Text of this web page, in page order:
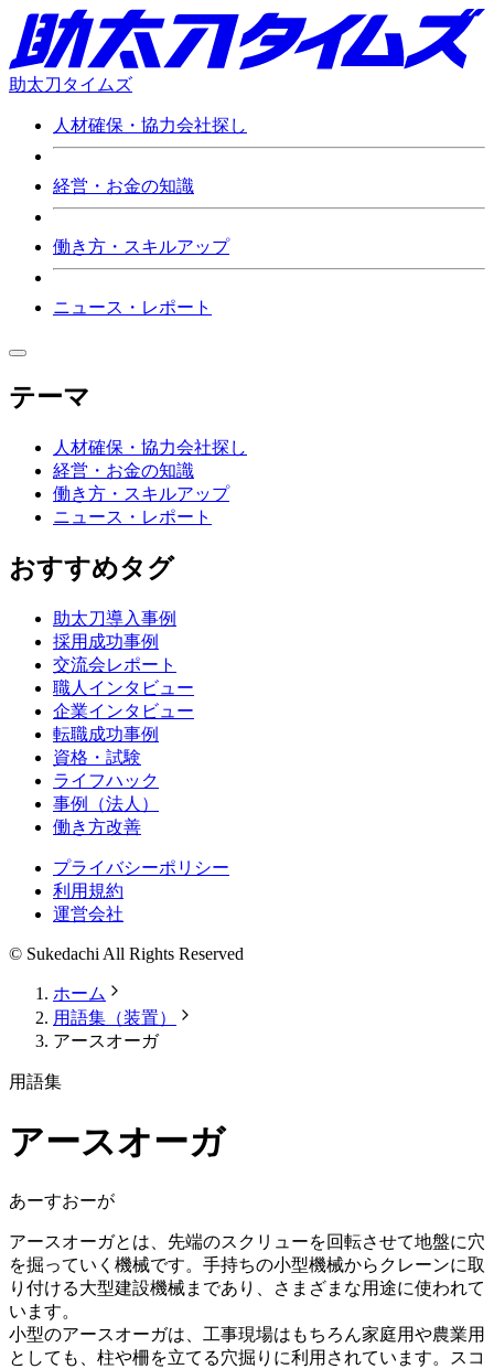
助太刀タイムズ
人材確保・協力会社探し
経営・お金の知識
働き方・スキルアップ
ニュース・レポート
テーマ
人材確保・協力会社探し
経営・お金の知識
働き方・スキルアップ
ニュース・レポート
おすすめタグ
助太刀導入事例
採用成功事例
交流会レポート
職人インタビュー
企業インタビュー
転職成功事例
資格・試験
ライフハック
事例（法人）
働き方改善
プライバシーポリシー
利用規約
運営会社
© Sukedachi All Rights Reserved
ホーム
用語集（装置）
アースオーガ
用語集
アースオーガ
あーすおーが
アースオーガとは、先端のスクリューを回転させて地盤に穴
を掘っていく機械です。手持ちの小型機械からクレーンに取
り付ける大型建設機械まであり、さまざまな用途に使われて
います。
小型のアースオーガは、工事現場はもちろん家庭用や農業用
としても、柱や柵を立てる穴掘りに利用されています。スコ